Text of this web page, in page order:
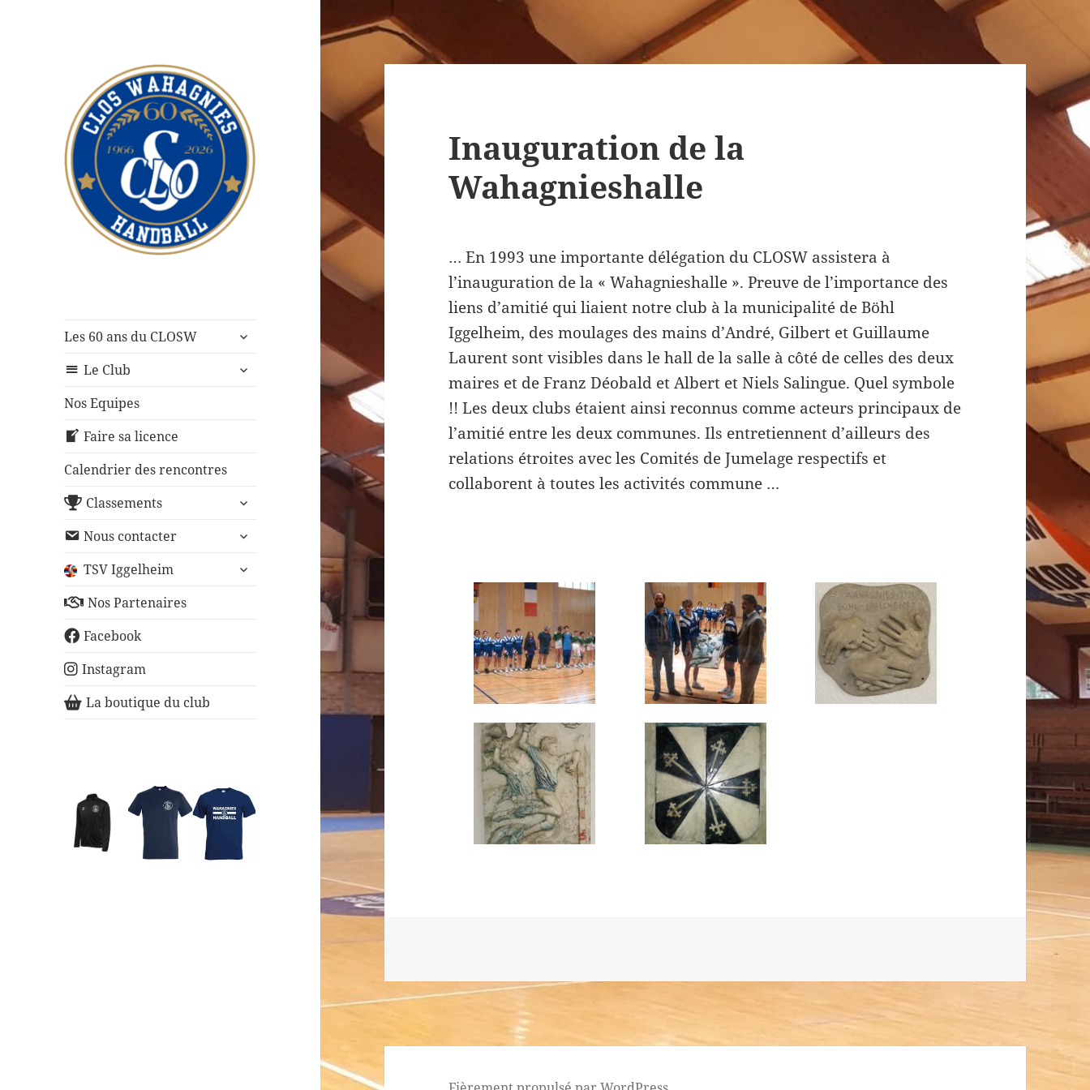
Les 60 ans du CLOSW
ouvrir
sous-
Le Club
ouvrir
Nos Equipes
Faire sa licence
Calendrier des rencontres
Classements
ouvrir
sous-
Nous contacter
ouvrir
sous-
TSV Iggelheim
ouvrir
Nos Partenaires
Facebook
Instagram
La boutique du club
Inauguration de la
Wahagnieshalle
… En 1993 une importante délégation du CLOSW assistera à
l’inauguration de la « Wahagnieshalle ». Preuve de l’importance des
liens d’amitié qui liaient notre club à la municipalité de Böhl
Iggelheim, des moulages des mains d’André, Gilbert et Guillaume
Laurent sont visibles dans le hall de la salle à côté de celles des deux
maires et de Franz Déobald et Albert et Niels Salingue. Quel symbole
!! Les deux clubs étaient ainsi reconnus comme acteurs principaux de
l’amitié entre les deux communes. Ils entretiennent d’ailleurs des
relations étroites avec les Comités de Jumelage respectifs et
collaborent à toutes les activités commune …